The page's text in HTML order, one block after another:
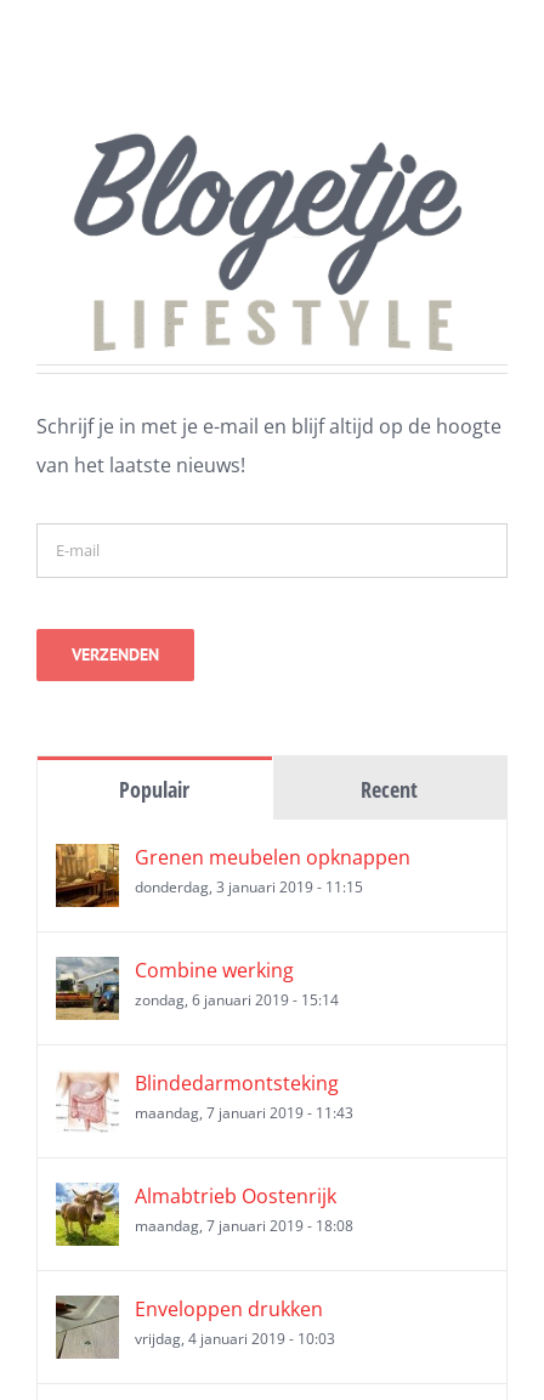
Schrijf je in met je e-mail en blijf altijd op de hoogte
van het laatste nieuws!
Populair Recent
Grenen meubelen opknappen
donderdag, 3 januari 2019 - 11:15
Combine werking
zondag, 6 januari 2019 - 15:14
Blindedarmontsteking
maandag, 7 januari 2019 - 11:43
Almabtrieb Oostenrijk
maandag, 7 januari 2019 - 18:08
Enveloppen drukken
vrijdag, 4 januari 2019 - 10:03